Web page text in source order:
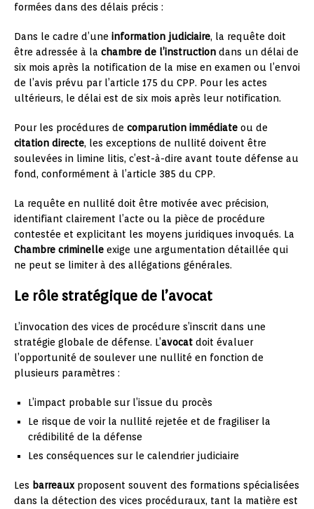
formées dans des délais précis :
Dans le cadre d’une information judiciaire, la requête doit
être adressée à la chambre de l’instruction dans un délai de
six mois après la notification de la mise en examen ou l’envoi
de l’avis prévu par l’article 175 du CPP. Pour les actes
ultérieurs, le délai est de six mois après leur notification.
Pour les procédures de comparution immédiate ou de
citation directe, les exceptions de nullité doivent être
soulevées in limine litis, c’est-à-dire avant toute défense au
fond, conformément à l’article 385 du CPP.
La requête en nullité doit être motivée avec précision,
identifiant clairement l’acte ou la pièce de procédure
contestée et explicitant les moyens juridiques invoqués. La
Chambre criminelle exige une argumentation détaillée qui
ne peut se limiter à des allégations générales.
Le rôle stratégique de l’avocat
L’invocation des vices de procédure s’inscrit dans une
stratégie globale de défense. L’avocat doit évaluer
l’opportunité de soulever une nullité en fonction de
plusieurs paramètres :
L’impact probable sur l’issue du procès
Le risque de voir la nullité rejetée et de fragiliser la
crédibilité de la défense
Les conséquences sur le calendrier judiciaire
Les barreauxproposent souvent des formations spécialisées
dans la détection des vices procéduraux, tant la matière est